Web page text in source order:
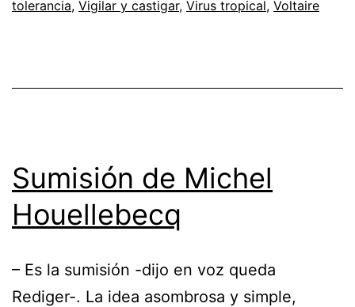
tolerancia, Vigilar y castigar, Virus tropical, Voltaire
Sumisión de Michel
Houellebecq
– Es la sumisión -dijo en voz queda
Rediger-. La idea asombrosa y simple,